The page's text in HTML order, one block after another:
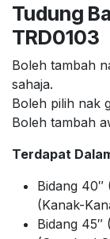
Tudung
TRD0103
Boleh tambah
sahaja.
Boleh pilih nak
Boleh tambah
Terdapat
Bidang 40″
(Kanak-
Bidang 45″